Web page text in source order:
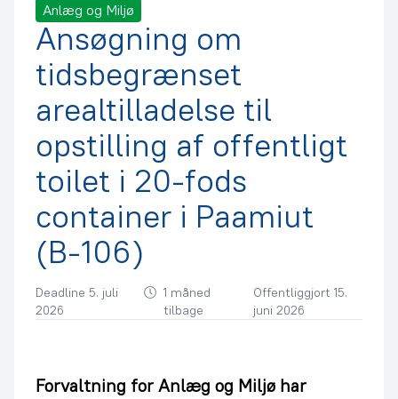
Anlæg og Miljø
Ansøgning om
tidsbegrænset
arealtilladelse til
opstilling af offentligt
toilet i 20-fods
container i Paamiut
(B-106)
Deadline 5. juli
2026
1 måned
tilbage
Offentliggjort 15.
juni 2026
Forvaltning for Anlæg og Miljø har